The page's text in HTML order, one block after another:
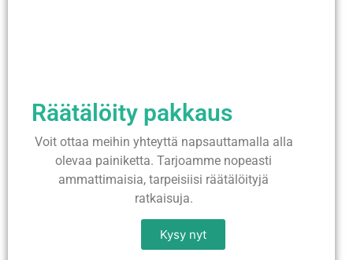
Räätälöity pakkaus
Voit ottaa meihin yhteyttä napsauttamalla alla
olevaa painiketta. Tarjoamme nopeasti
ammattimaisia, tarpeisiisi räätälöityjä
ratkaisuja.
Kysy nyt